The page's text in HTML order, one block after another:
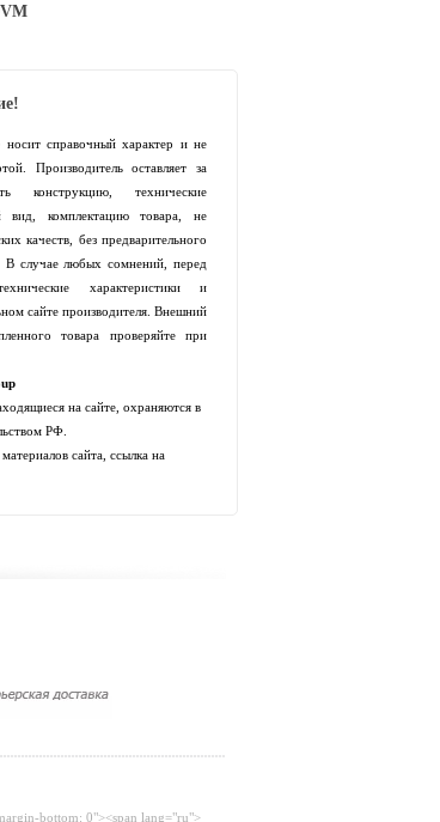
справочный характер и не
Производитель оставляет за
конструкцию, технические
вид, комплектацию товара, не
качеств, без предварительного
В случае любых сомнений, перед
характеристики и
сайте производителя. Внешний
товара проверяйте при
на сайте, охраняются в
РФ.
сайта, ссылка на
bottom: 0"><span lang="ru">